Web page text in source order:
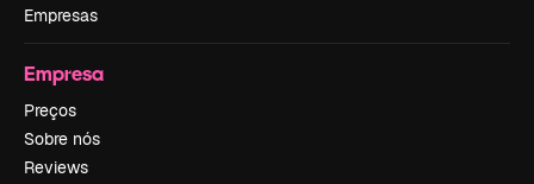
Empresas
Empresa
Preços
Sobre nós
Reviews